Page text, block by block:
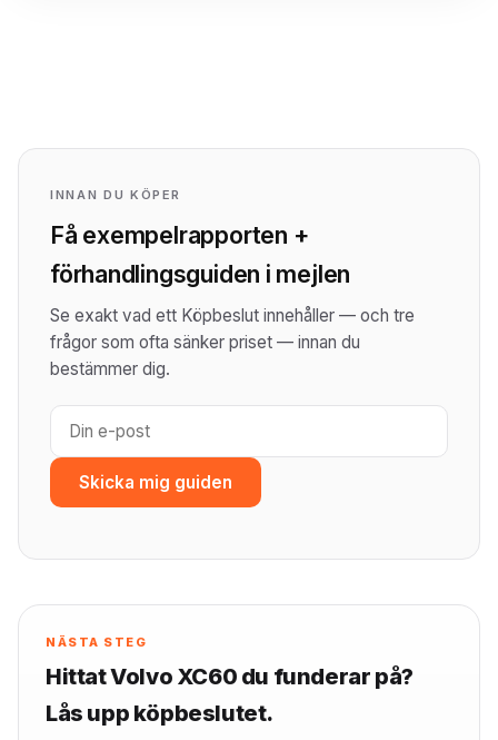
INNAN DU KÖPER
Få exempelrapporten +
förhandlingsguiden i mejlen
Se exakt vad ett Köpbeslut innehåller — och tre
frågor som ofta sänker priset — innan du
bestämmer dig.
Skicka mig guiden
NÄSTA STEG
Hittat Volvo XC60 du funderar på?
Lås upp köpbeslutet.